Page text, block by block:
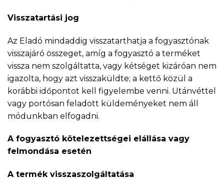
Visszatartási jog
Az Eladó mindaddig visszatarthatja a fogyasztónak
visszajáró összeget, amíg a fogyasztó a terméket
vissza nem szolgáltatta, vagy kétséget kizáróan nem
igazolta, hogy azt visszaküldte; a kettő közül a
korábbi időpontot kell figyelembe venni. Utánvéttel
vagy portósan feladott küldeményeket nem áll
módunkban elfogadni.
A fogyasztó kötelezettségei elállása vagy
felmondása esetén
A termék visszaszolgáltatása